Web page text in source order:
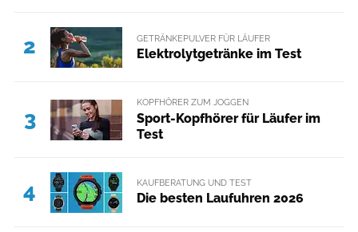
2 GETRÄNKEPULVER FÜR LÄUFER
Elektrolytgetränke im Test
3
KOPFHÖRER ZUM JOGGEN
Sport-Kopfhörer für Läufer im
Test
4 KAUFBERATUNG UND TEST
Die besten Laufuhren 2026